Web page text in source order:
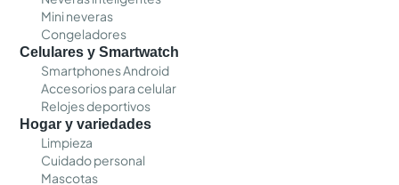
Mini neveras
Congeladores
Celulares y Smartwatch
Smartphones Android
Accesorios para celular
Relojes deportivos
Hogar y variedades
Limpieza
Cuidado personal
Mascotas